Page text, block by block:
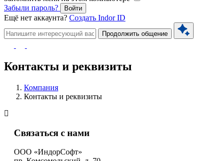
Забыли пароль?
Войти
Ещё нет аккаунта? Создать Indor ID
Продолжить общение
Контакты и реквизиты
Компания
Контакты и реквизиты
Связаться с нами
ООО «ИндорСофт»